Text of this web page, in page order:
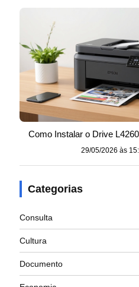
Como Instalar o Drive
29/05/2026 às
Categorias
Consulta
Cultura
Documento